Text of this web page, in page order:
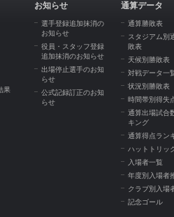
果
お知らせ
選手登録追加抹消の
お知らせ
役員・スタッフ登録
追加抹消のお知らせ
出場停止選手のお知
らせ
公式記録訂正のお知
らせ
通算データ
通算勝敗表
スタジアム別
敗表
天候別勝敗表
対戦データ一
状況別勝敗表
時間帯別得失
通算出場試合
キング
通算得点ラン
ハットトリッ
入場者一覧
年度別入場者
クラブ別入場
記念ゴール